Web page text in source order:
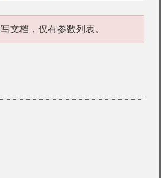
文档，仅有参数列表。